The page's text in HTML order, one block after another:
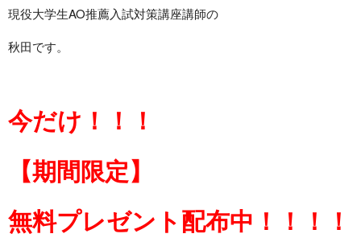
現役大学生AO推薦入試対策講座講師の
秋田です。
今だけ！！！
【期間限定】
無料プレゼント配布中！！！！